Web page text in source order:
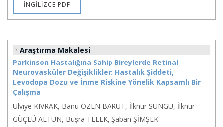
İNGİLİZCE PDF
Araştırma Makalesi
Parkinson Hastalığına Sahip Bireylerde Retinal
Neurovasküler Değişiklikler: Hastalık Şiddeti,
Levodopa Dozu ve İnme Riskine Yönelik Kapsamlı Bir
Çalışma
Ulviye KIVRAK, Banu ÖZEN BARUT, İlknur SUNGU, İlknur
GÜÇLÜ ALTUN, Büşra TELEK, Şaban ŞİMŞEK